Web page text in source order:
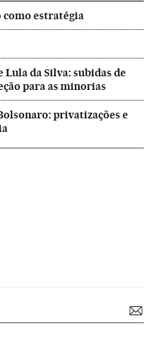
como estratégia
da Silva: subidas de
para as minorias
privatizações e